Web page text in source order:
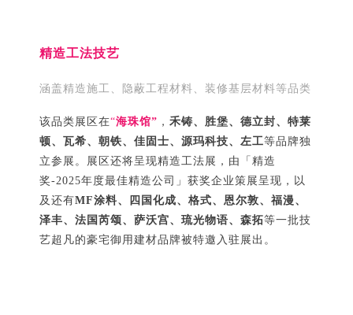
精造工法技艺
涵盖精造施工、隐蔽工程材料、装修基层材料等品类
该品类展区在“海珠馆” ， 禾铸、胜堡、德立封、特莱
顿、瓦希、朝铁、佳固士、源玛科技、左工等品牌独
立参展。展区还将呈现精造工法展，由「精造
奖-2025年度最佳精造公司」获奖企业策展呈现，以
及还有MF涂料、
四国化成、格式、恩尔敦、福漫、
泽丰、法国芮颂、萨沃宫、琉光物语、森拓等一批技
艺超凡的豪宅御用建材品牌被特邀入驻展出。